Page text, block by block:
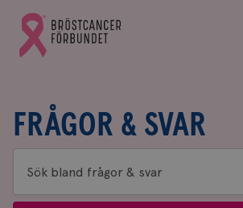
Gå
till
Bröstcancerförbundets
FRÅGOR & SVAR
Sök
bland